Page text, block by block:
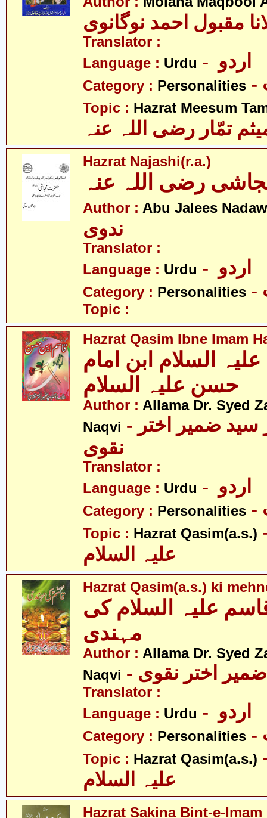
مقبول احمد نوگانوی
Translator :
Language : Urdu
Category : Personalities
Topic : Hazrat Meesum
تمّار رضی اللہ عنہ
Hazrat Najashi(r.a.)
رضی اللہ عنہ
Author : Abu Jalees
Translator :
Language : Urdu
Category : Personalities
Topic :
Hazrat Qasim Ibne Imam
السلام ابن امام
Author : Allama Dr. Syed
Naqvi - علامہ ڈاکٹر سید ضمیر اختر
نقوی
Translator :
Language : Urdu
Category : Personalities
Topic : Hazrat Qasim(a.s.)
علیہ السلام
Hazrat Qasim(a.s.) ki
علیہ السلام کی
مہندی
Author : Allama Dr. Syed
Naqvi
اختر نقوی
Translator :
Language : Urdu
Category : Personalities
Topic : Hazrat Qasim(a.s.)
علیہ السلام
Hazrat Sakina Bint-e-